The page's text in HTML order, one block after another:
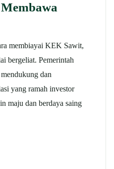
membiayai KEK Sawit,
bergeliat. Pemerintah
dan
yang ramah investor
maju dan berdaya saing